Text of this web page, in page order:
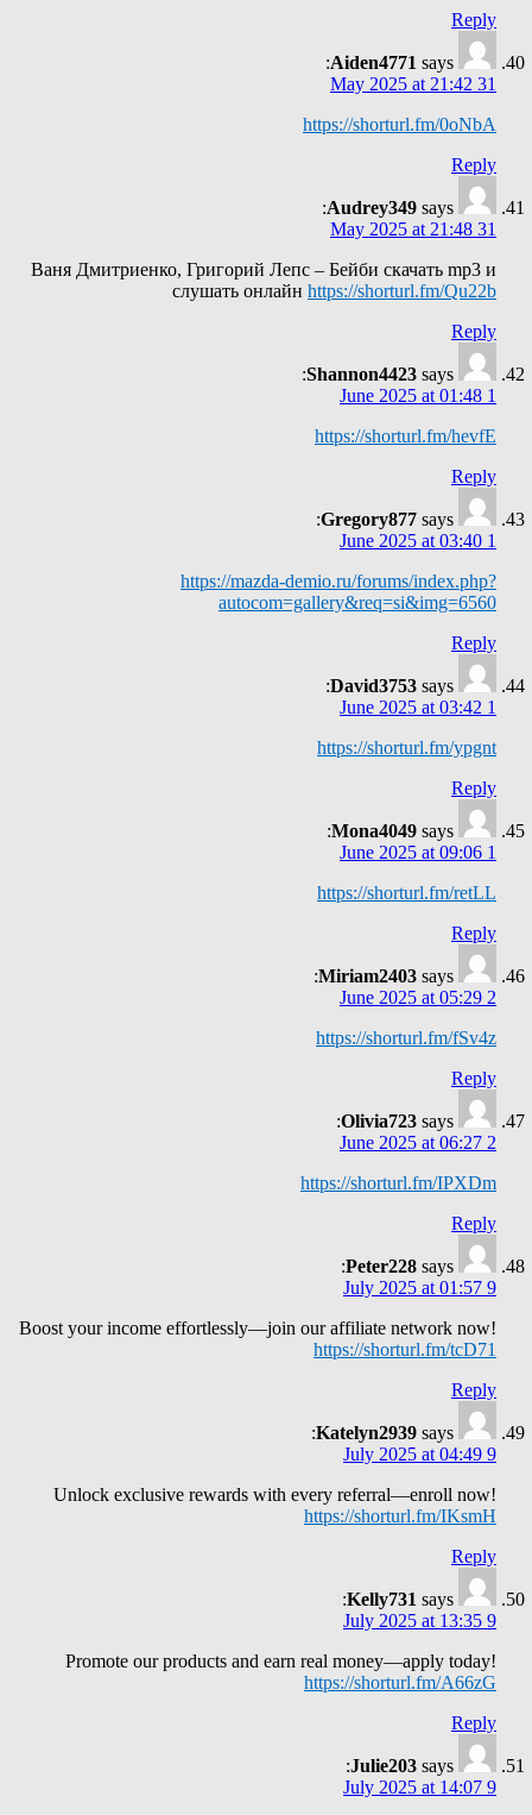
Reply
Aiden4771 says:
31 May 2025 at 21:42
https://shorturl.fm/0oNbA
Reply
Audrey349 says:
31 May 2025 at 21:48
Ваня Дмитриенко, Григорий Лепс – Бейби скачать mp3 и
слушать онлайн https://shorturl.fm/Qu22b
Reply
Shannon4423 says:
1 June 2025 at 01:48
https://shorturl.fm/hevfE
Reply
Gregory877 says:
1 June 2025 at 03:40
https://mazda-demio.ru/forums/index.php?
autocom=gallery&req=si&img=6560
Reply
David3753 says:
1 June 2025 at 03:42
https://shorturl.fm/ypgnt
Reply
Mona4049 says:
1 June 2025 at 09:06
https://shorturl.fm/retLL
Reply
Miriam2403 says:
2 June 2025 at 05:29
https://shorturl.fm/fSv4z
Reply
Olivia723 says:
2 June 2025 at 06:27
https://shorturl.fm/IPXDm
Reply
Peter228 says:
9 July 2025 at 01:57
Boost your income effortlessly—join our affiliate network now!
https://shorturl.fm/tcD71
Reply
Katelyn2939 says:
9 July 2025 at 04:49
Unlock exclusive rewards with every referral—enroll now!
https://shorturl.fm/IKsmH
Reply
Kelly731 says:
9 July 2025 at 13:35
Promote our products and earn real money—apply today!
https://shorturl.fm/A66zG
Reply
Julie203 says:
9 July 2025 at 14:07